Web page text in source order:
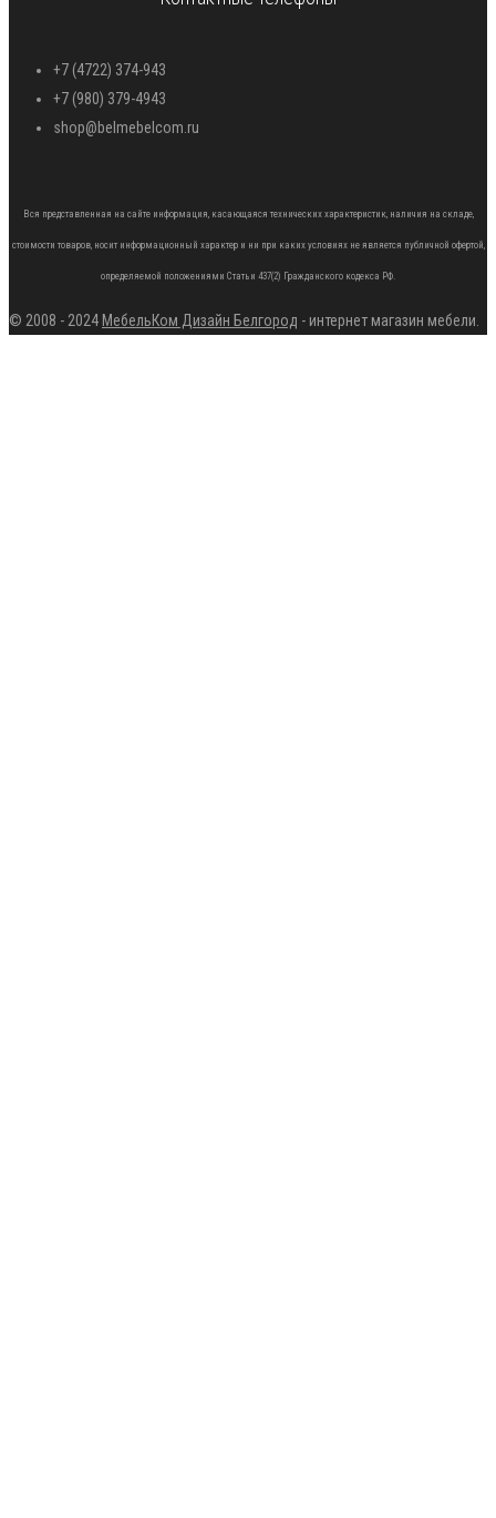
+7 (4722) 374-943
+7 (980) 379-4943
shop@belmebelcom.ru
Вся представленная на сайте информация, касающаяся технических характеристик, наличия на складе,
стоимости товаров, носит информационный характер и ни при каких условиях не является публичной офертой,
определяемой положениями Статьи 437(2) Гражданского кодекса РФ.
© 2008 - 2024 МебельКом Дизайн Белгород - интернет магазин мебели.